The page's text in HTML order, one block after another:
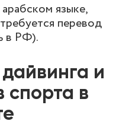
языке,
перевод
в РФ).
и
спорта в